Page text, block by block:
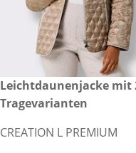
reduzierter Preis CHF
-50%
Leichtdaunenjacke mit
Tragevarianten
CREATION L PREMIUM